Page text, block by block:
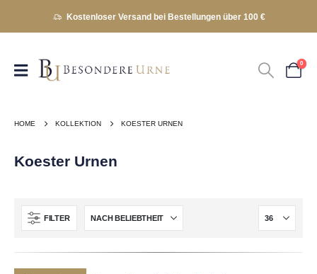
Kostenloser Versand bei Bestellungen über 100 €
0
HOME KOLLEKTION KOESTER URNEN
Koester Urnen
FILTER